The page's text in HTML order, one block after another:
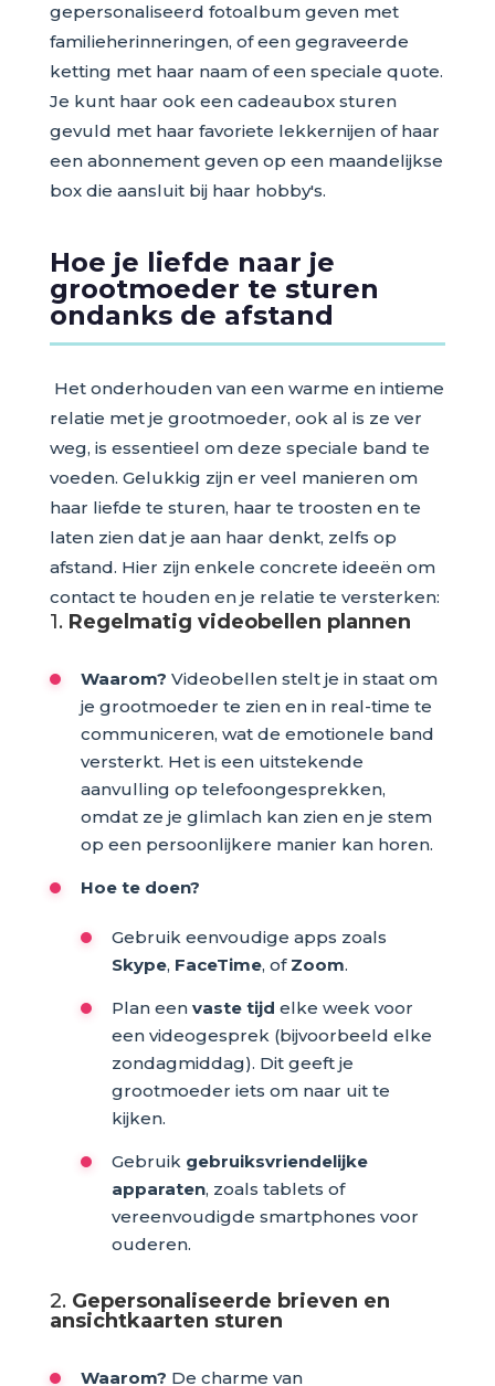
gepersonaliseerd fotoalbum geven met
familieherinneringen, of een gegraveerde
ketting met haar naam of een speciale quote.
Je kunt haar ook een cadeaubox sturen
gevuld met haar favoriete lekkernijen of haar
een abonnement geven op een maandelijkse
box die aansluit bij haar hobby's.
Hoe je liefde naar je
grootmoeder te sturen
ondanks de afstand
Het onderhouden van een warme en intieme
relatie met je grootmoeder, ook al is ze ver
weg, is essentieel om deze speciale band te
voeden. Gelukkig zijn er veel manieren om
haar liefde te sturen, haar te troosten en te
laten zien dat je aan haar denkt, zelfs op
afstand. Hier zijn enkele concrete ideeën om
contact te houden en je relatie te versterken:
1. Regelmatig videobellen plannen
Waarom? Videobellen stelt je in staat om
je grootmoeder te zien en in real-time te
communiceren, wat de emotionele band
versterkt. Het is een uitstekende
aanvulling op telefoongesprekken,
omdat ze je glimlach kan zien en je stem
op een persoonlijkere manier kan horen.
Hoe te doen?
Gebruik eenvoudige apps zoals
Skype, FaceTime, of Zoom.
Plan een vaste tijd elke week voor
een videogesprek (bijvoorbeeld elke
zondagmiddag). Dit geeft je
grootmoeder iets om naar uit te
kijken.
Gebruik gebruiksvriendelijke
apparaten, zoals tablets of
vereenvoudigde smartphones voor
ouderen.
2. Gepersonaliseerde brieven en
ansichtkaarten sturen
Waarom? De charme van